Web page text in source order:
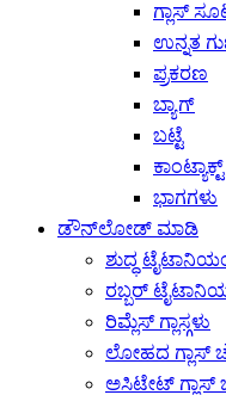
ಗ್ಲಾಸ್
ಉನ್ನತ
ಪ್ರಕರಣ
ಬ್ಯಾಗ್
ಬಟ್ಟೆ
ಭಾಗಗಳು
ಡೌನ್‌ಲೋಡ್ ಮಾಡಿ
ಶುದ್ಧ
ರಬ್ಬರ್
ರಿಮ್ಲೆಸ್ ಗ್ಲಾಸ್ಗಳು
ಲೋಹದ ಗ್ಲಾಸ್
ಅಸಿಟೇಟ್ ಗ್ಲಾಸ್